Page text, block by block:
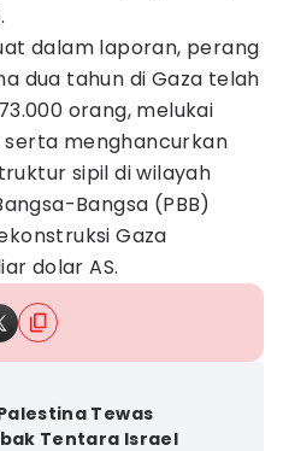
dalam laporan, perang
dua tahun di Gaza telah
orang, melukai
serta menghancurkan
sipil di wilayah
Bangsa (PBB)
Gaza
dolar AS.
Tewas
Tentara Israel